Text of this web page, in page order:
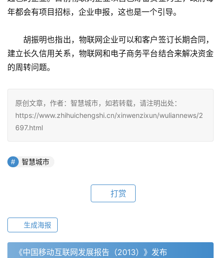
年都会有项目招标，企业申报，这也是一个引导。
胡振明也指出，物联网企业可以和客户签订长期合同，
建立长久信用关系，物联网和电子商务平台结合来解决资金
的周转问题。
原创文章，作者：智慧城市，如若转载，请注明出处：
https://www.zhihuichengshi.cn/xinwenzixun/wuliannews/2
697.html
智慧城市
打赏
生成海报
《中国移动互联网发展报告（2013）》发布